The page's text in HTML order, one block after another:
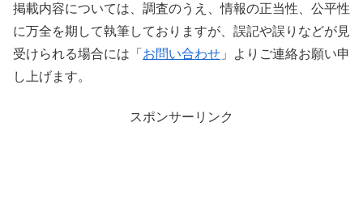
掲載内容については、調査のうえ、情報の正当性、公平性
に万全を期して執筆しておりますが、誤記や誤りなどが見
受けられる場合には「 お問い合わせ 」よりご連絡お願い申
し上げます。
スポンサーリンク